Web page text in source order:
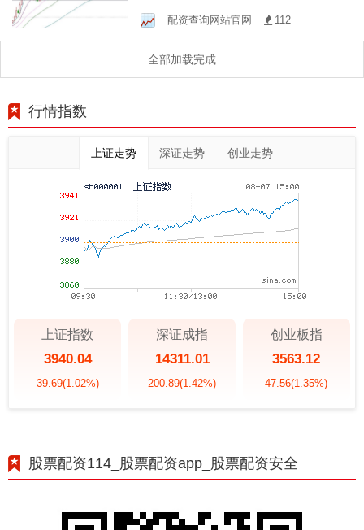
股市投资新策略
配资查询网站官网 112
全部加载完成
行情指数
上证走势 深证走势 创业走势
上证指数
3940.04
39.69(1.02%)
深证成指
14311.01
200.89(1.42%)
创业板指
3563.12
47.56(1.35%)
股票配资114_股票配资app_股票配资安全